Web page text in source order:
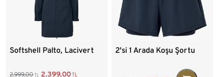
Softshell Palto, Lacivert
2.999,00 TL 2.399,00TL
2'si 1 Arada Koşu Şortu